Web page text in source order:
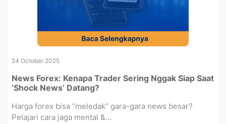
24 October 2025
News Forex: Kenapa Trader Sering Nggak Siap Saat
‘Shock News’ Datang?
Harga forex bisa “meledak” gara-gara news besar?
Pelajari cara jaga mental &...